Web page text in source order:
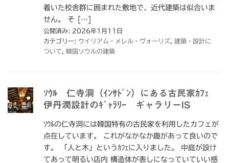
着いた校舎群に囲まれた敷地で、近代建築は似合いま
せん。 そ […]
公開済み: 2026年1月11日
カテゴリー: ウイリアム・メレル・ヴォーリズ
建築・設計に
ついて
韓国ソウルの建築
ｿｳﾙ 仁寺洞（ｲﾝｻﾄﾞﾝ）にある古民家ｶﾌｪ
伊丹潤設計のｷﾞｬﾗﾘｰ ギャラリーIS
ｿｳﾙの仁寺洞には韓国特有の古民家を利用したカフェが
点在しています。 これがなかなか趣があって良いので
す。 「人と木」というｶﾌｪに入りました。 中庭が設け
てあって明るい店内 構造体が表しになっていていい感